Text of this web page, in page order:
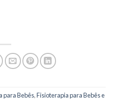
para Bebês, Fisioterapia para Bebês e